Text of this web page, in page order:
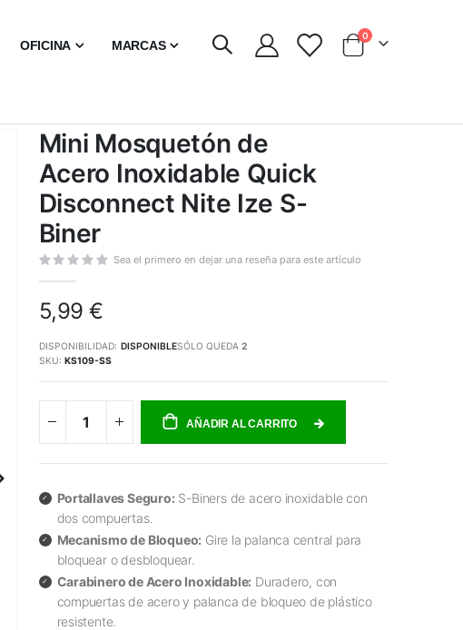
OFICINA MARCAS Carro
0artículos
Mini Mosquetón de
Acero Inoxidable Quick
Disconnect Nite Ize S-
Biner
Sea el primero en dejar una reseña para este artículo
5,99 €
DISPONIBILIDAD: DISPONIBLESÓLO QUEDA 2
SKU KS109-SS
AÑADIR AL CARRITO
Portallaves Seguro: S-Biners de acero inoxidable con
dos compuertas.
Mecanismo de Bloqueo: Gire la palanca central para
bloquear o desbloquear.
Carabinero de Acero Inoxidable: Duradero, con
compuertas de acero y palanca de bloqueo de plástico
resistente.